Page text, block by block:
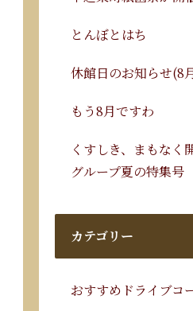
とんぼとはち
休館日のお知らせ(8
もう8月ですわ
くすしき、まもなく
グループ夏の特集号
カテゴリー
おすすめドライブコ